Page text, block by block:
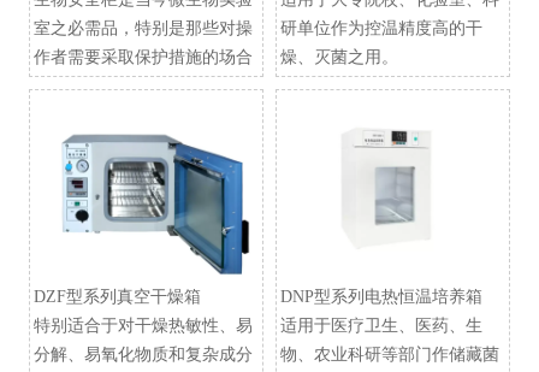
室之必需品，特别是那些对操
作者需要采取保护措施的场合
研单位作为控温精度高的干
燥、灭菌之用。
DZF型系列真空干燥箱
特别适合于对干燥热敏性、易
分解、易氧化物质和复杂成分
​DNP型系列电热恒温培养箱
适用于医疗卫生、医药、生
物、农业科研等部门作储藏菌